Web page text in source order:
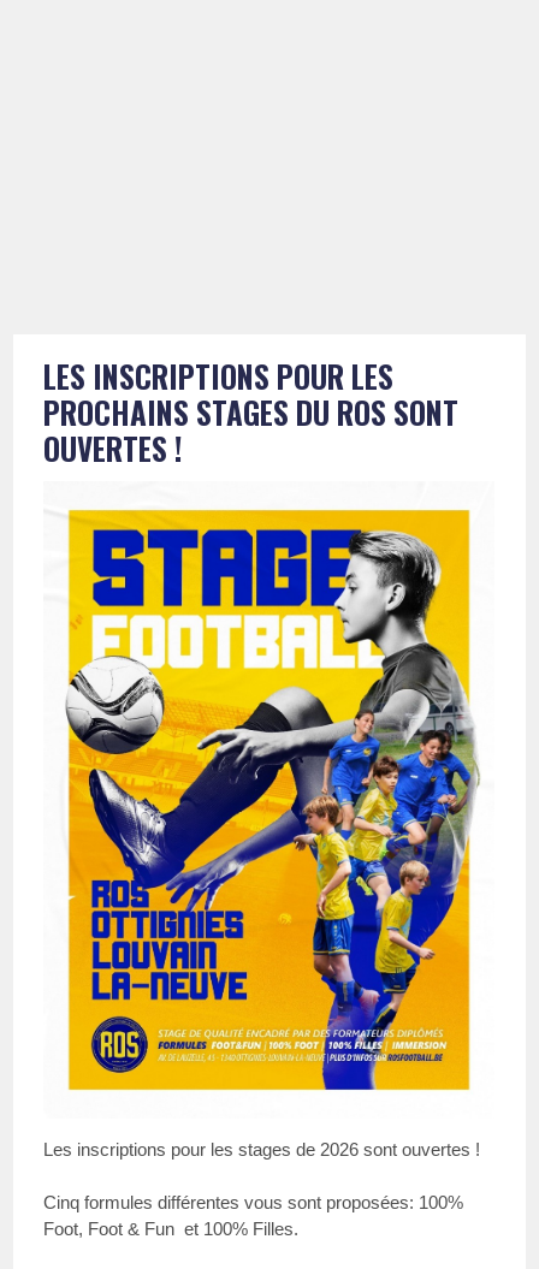
LES INSCRIPTIONS POUR LES
PROCHAINS STAGES DU ROS SONT
OUVERTES !
Les inscriptions pour les stages de 2026 sont ouvertes !
Cinq formules différentes vous sont proposées: 100%
Foot, Foot & Fun et 100% Filles.